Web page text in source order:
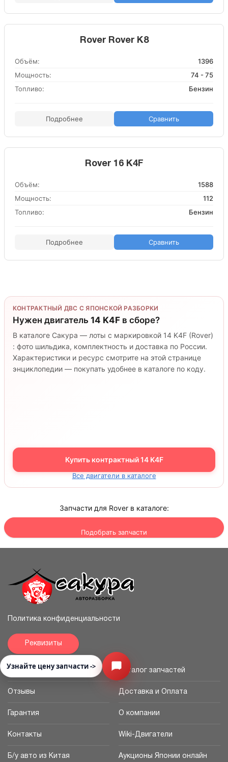
Rover Rover K8
Объём:
1396
Мощность:
74 - 75
Топливо:
Бензин
Подробнее Сравнить
Rover 16 K4F
Объём:
1588
Мощность:
112
Топливо:
Бензин
Подробнее Сравнить
КОНТРАКТНЫЙ ДВС С ЯПОНСКОЙ РАЗБОРКИ
Нужен двигатель 14 K4F в сборе?
В каталоге Сакура — лоты с маркировкой 14 K4F (Rover)
: фото шильдика, комплектность и доставка по России.
Характеристики и ресурс смотрите на этой странице
энциклопедии — покупать удобнее в каталоге по коду.
Купить контрактный 14 K4F
Все двигатели в каталоге
Запчасти для Rover в каталоге:
Подобрать запчасти
Узнайте цену запчасти -> Открыть меню
Политика конфиденциальности
Реквизиты
Главная Каталог запчастей
Отзывы Доставка и Оплата
Гарантия О компании
Контакты Wiki-Двигатели
Б/у авто из Китая Аукционы Японии онлайн